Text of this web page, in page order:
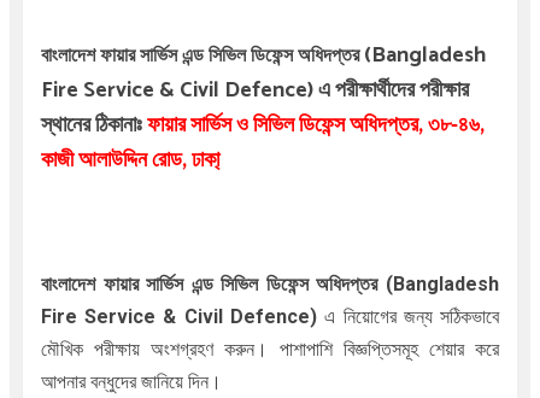
বাংলাদেশ ফায়ার সার্ভিস এন্ড সিভিল ডিফেন্স অধিদপ্তর(Bangladesh
Fire Service & Civil Defence)এ পরীক্ষার্থীদের পরীক্ষার
স্থানের ঠিকানাঃফায়ার সার্ভিস ও সিভিল ডিফেন্স অধিদপ্তর, ৩৮-৪৬,
কাজী আলাউদ্দিন রোড, ঢাকা্
বাংলাদেশ ফায়ার সার্ভিস এন্ড সিভিল ডিফেন্স অধিদপ্তর(Bangladesh
Fire Service & Civil Defence) এ নিয়োগের জন্য সঠিকভাবে
মৌখিক পরীক্ষায় অংশগ্রহণ করুন। পাশাপাশি বিজ্ঞপ্তিসমূহ শেয়ার করে
আপনার বন্ধুদের জানিয়ে দিন।